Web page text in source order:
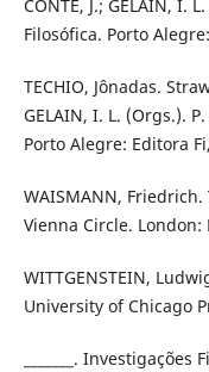
CONTE, J.; GELAIN, I.
Filosófica. Porto
TECHIO, Jônadas.
GELAIN, I. L. (Orgs.).
Porto Alegre: Editora
WAISMANN,
Vienna Circle. London:
WITTGENSTEIN,
University of Chicago
_______.